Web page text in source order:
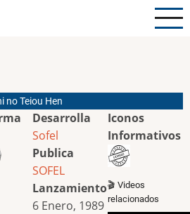
no Teiou Hen
Desarrolla
Sofel
Publica
SOFEL
Lanzamiento
6 Enero, 1989
Iconos
Informativos
🎬 Videos
relacionados